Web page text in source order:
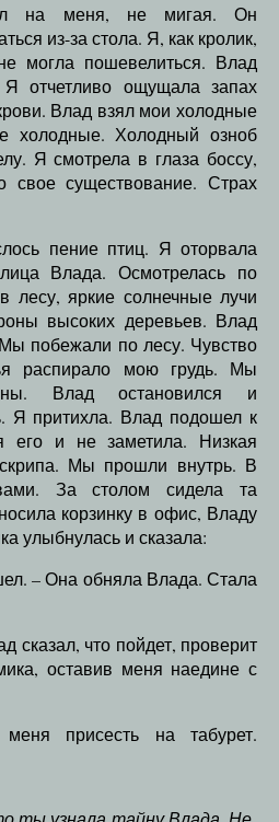
на меня, не мигая. Он
из-за стола. Я, как кролик,
могла пошевелиться. Влад
отчетливо ощущала запах
Влад взял мои холодные
холодные. Холодный озноб
Я смотрела в глаза боссу,
свое существование. Страх
пение птиц. Я оторвала
Влада. Осмотрелась по
лесу, яркие солнечные лучи
высоких деревьев. Влад
побежали по лесу. Чувство
распирало мою грудь. Мы
Влад остановился и
Я притихла. Влад подошел к
его и не заметила. Низкая
Мы прошли внутрь. В
За столом сидела та
корзинку в офис, Владу
улыбнулась и сказала:
– Она обняла Влада. Стала
сказал, что пойдет, проверит
оставив меня наедине с
присесть на табурет.